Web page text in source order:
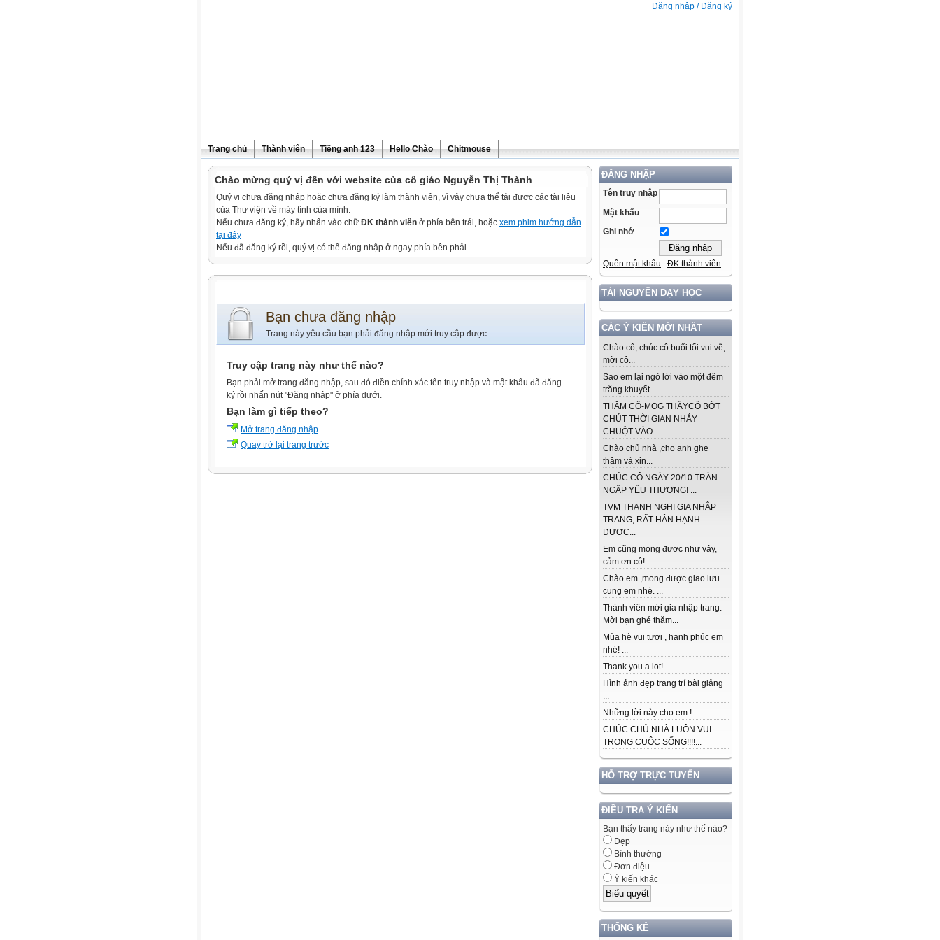
Đăng nhập / Đăng ký
Trang chủ Thành viên Tiếng anh 123 Hello Chào Chitmouse
ĐĂNG NHẬP
Tên truy nhập
Mật khẩu
Ghi nhớ
Quên mật khẩu ĐK thành viên
TÀI NGUYÊN DẠY HỌC
CÁC Ý KIẾN MỚI NHẤT
Chào cô, chúc cô buổi tối vui vẽ,
mời cô...
Sao em lại ngỏ lời vào một đêm
trăng khuyết ...
THĂM CÔ-MOG THẦYCÔ BỚT
CHÚT THỜI GIAN NHÁY
CHUỘT VÀO...
Chào chủ nhà ,cho anh ghe
thăm và xin...
CHÚC CÔ NGÀY 20/10 TRÀN
NGẬP YÊU THƯƠNG! ...
TVM THANH NGHỊ GIA NHẬP
TRANG, RẤT HÂN HẠNH
ĐƯỢC...
Em cũng mong được như vậy,
cảm ơn cô!...
Chào em ,mong được giao lưu
cung em nhé. ...
Thành viên mới gia nhập trang.
Mời bạn ghé thăm...
Mùa hè vui tươi , hạnh phúc em
nhé! ...
Thank you a lot!...
Hình ảnh đẹp trang trí bài giảng
...
Những lời này cho em ! ...
CHÚC CHỦ NHÀ LUÔN VUI
TRONG CUỘC SỐNG!!!!...
HỖ TRỢ TRỰC TUYẾN
ĐIỀU TRA Ý KIẾN
Bạn thấy trang này như thế nào?
Đẹp
Bình thường
Đơn điệu
Ý kiến khác
THỐNG KÊ
Chào mừng quý vị đến với website của cô giáo Nguyễn Thị Thành
Quý vị chưa đăng nhập hoặc chưa đăng ký làm thành viên, vì vậy chưa thể tải được các tài liệu
của Thư viện về máy tính của mình.
Nếu chưa đăng ký, hãy nhấn vào chữ ĐK thành viên ở phía bên trái, hoặc xem phim hướng dẫn
tại đây
Nếu đã đăng ký rồi, quý vị có thể đăng nhập ở ngay phía bên phải.
Bạn chưa đăng nhập
Trang này yêu cầu bạn phải đăng nhập mới truy cập được.
Truy cập trang này như thế nào?
Bạn phải mở trang đăng nhập, sau đó điền chính xác tên truy nhập và mật khẩu đã đăng
ký rồi nhấn nút "Đăng nhập" ở phía dưới.
Bạn làm gì tiếp theo?
Mở trang đăng nhập
Quay trở lại trang trước